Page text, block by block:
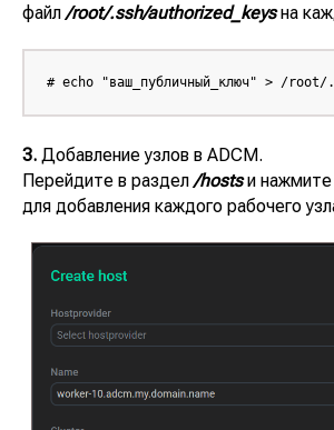
файл/root/.ssh/authorized_keysна
# echo "ваш_публичный_ключ" > /
3. Добавление узлов в ADCM.
Перейдите в раздел/hostsи нажмите
для добавления каждого рабочего